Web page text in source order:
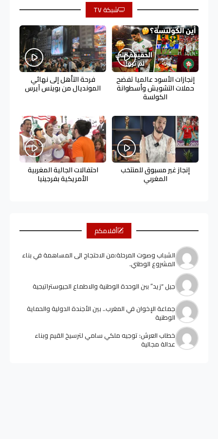
شبكة TV
إنجازات الأسود عالميا تفضح
حملات التشويش وأسطوانة
الكولسة
فرحة التأهل إلى نهائي
المونديال من بوينس آيرس
إنجاز غير مسبوق للمنتخب
المغربي
احتفالات الجالية المغربية
الأمريكية بفرجينيا
أقلامكم
الشباب وصوت المرحلة:من الاحتجاج الى المساهمة في بناء
المشروع الوطني.
جيل “زيد” ببن الوحدة الوطنية والاطماع الجيوستراتيجية
جماعة الإخوان في المغرب.. بين الأجندة الدولية والحماية
الوطنية
خطاب العرش: توجيه ملكي سامي لترسيخ القيم وبناء
عدالة مجالية